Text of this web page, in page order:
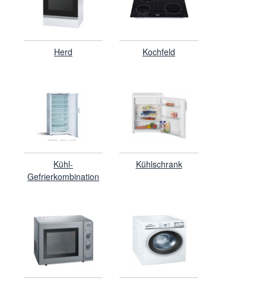
Herd Kochfeld
Kühl-
Gefrierkombination
Kühlschrank